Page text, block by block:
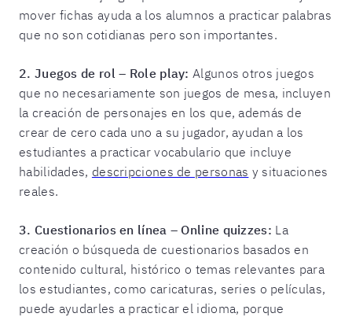
mover fichas ayuda a los alumnos a practicar palabras
que no son cotidianas pero son importantes.
2. Juegos de rol – Role play: Algunos otros juegos
que no necesariamente son juegos de mesa, incluyen
la creación de personajes en los que, además de
crear de cero cada uno a su jugador, ayudan a los
estudiantes a practicar vocabulario que incluye
habilidades, descripciones de personas y situaciones
reales.
3. Cuestionarios en línea – Online quizzes: La
creación o búsqueda de cuestionarios basados en
contenido cultural, histórico o temas relevantes para
los estudiantes, como caricaturas, series o películas,
puede ayudarles a practicar el idioma, porque